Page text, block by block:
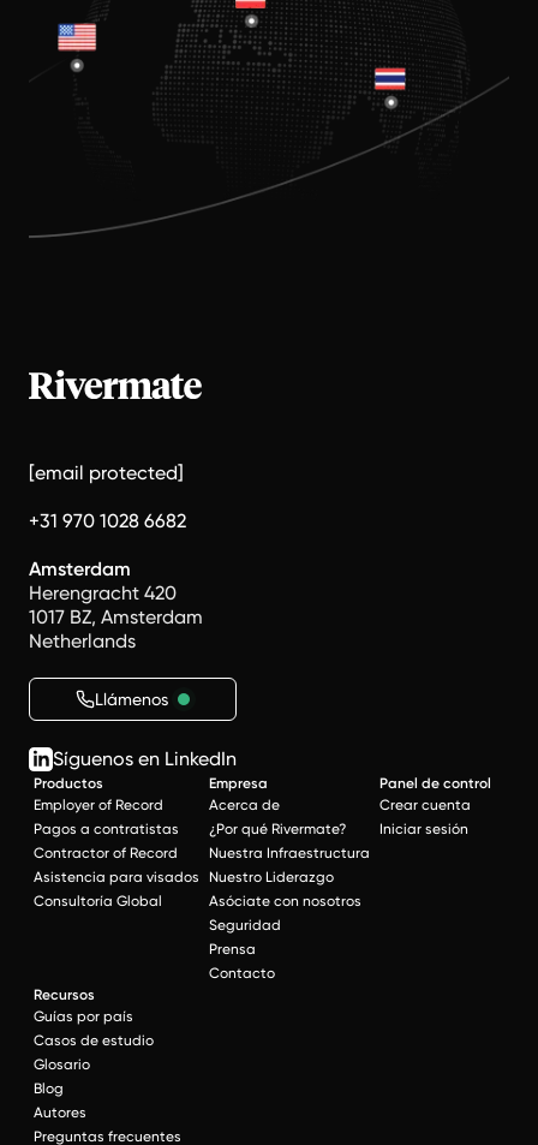
[email protected]
+31 970 1028 6682
Amsterdam
Herengracht 420
1017 BZ, Amsterdam
Netherlands
Llámenos
Síguenos en LinkedIn
Productos
Employer of Record
Pagos a contratistas
Contractor of Record
Asistencia para visados
Consultoría Global
Empresa
Acerca de
¿Por qué Rivermate?
Nuestra Infraestructura
Nuestro Liderazgo
Asóciate con nosotros
Seguridad
Prensa
Contacto
Panel de control
Crear cuenta
Iniciar sesión
Recursos
Guías por país
Casos de estudio
Glosario
Blog
Autores
Preguntas frecuentes